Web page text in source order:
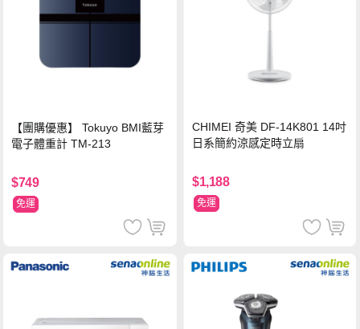
【團購優惠】 Tokuyo BMI藍芽
電子體重計 TM-213
$749
免運
CHIMEI 奇美 DF-14K801 14吋
日系簡約涼感定時立扇
$1,188
免運